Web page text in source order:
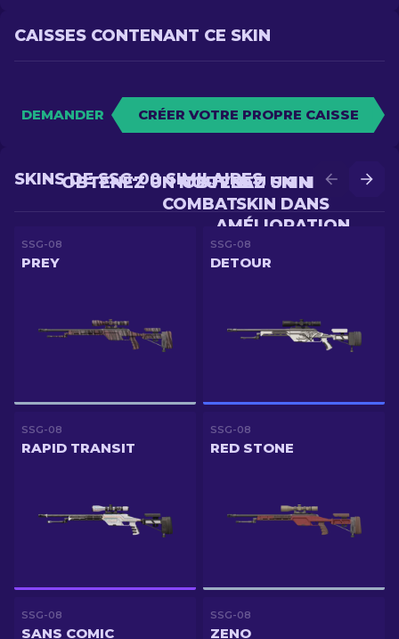
CAISSES CONTENANT CE SKIN
DEMANDER CRÉER VOTRE PROPRE CAISSE
OBTENEZ UN MEILLEUR
SKIN DANS
AMÉLIORATION
OBTENEZ UN NOUVEAU SKIN EN
COMBAT
SKINS DE SSG-08 SIMILAIRES
SSG-08
PREY
SSG-08
DETOUR
SSG-08
RAPID TRANSIT
SSG-08
RED STONE
SSG-08
SANS COMIC
SSG-08
ZENO